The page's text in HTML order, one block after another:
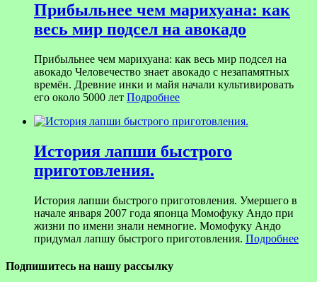
Прибыльнее чем марихуана: как
весь мир подсел на авокадо
Прибыльнее чем марихуана: как весь мир подсел на
авокадо Человечество знает авокадо с незапамятных
времён. Древние инки и майя начали культивировать
его около 5000 лет Подробнее
История лапши быстрого
приготовления.
История лапши быстрого приготовления. Умершего в
начале января 2007 года японца Момофуку Андо при
жизни по имени знали немногие. Момофуку Андо
придумал лапшу быстрого приготовления. Подробнее
Подпишитесь на нашу рассылку